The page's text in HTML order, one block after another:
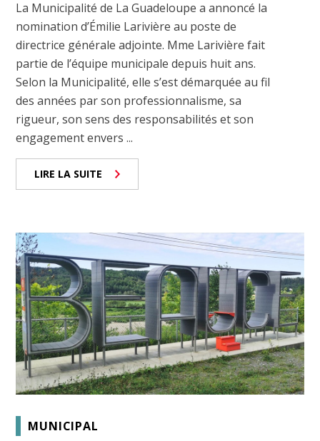
La Municipalité de La Guadeloupe a annoncé la
nomination d’Émilie Larivière au poste de
directrice générale adjointe. Mme Larivière fait
partie de l’équipe municipale depuis huit ans.
Selon la Municipalité, elle s’est démarquée au fil
des années par son professionnalisme, sa
rigueur, son sens des responsabilités et son
engagement envers ...
LIRE LA SUITE
MUNICIPAL